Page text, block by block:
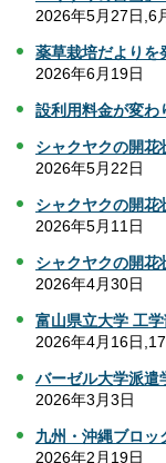
2026年5月27日,6
薬草栽培だよりを
2026年6月19日
設利用料金が変わ
シャクヤクの開花
2026年5月22日
シャクヤクの開花
2026年5月11日
シャクヤクの開花
2026年4月30日
富山県立大学 工
2026年4月16日
バーゼル大学派遣
2026年3月3日
九州・沖縄ブロッ
2026年2月19日